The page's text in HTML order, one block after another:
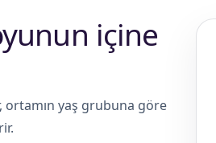
içine
yaş grubuna göre